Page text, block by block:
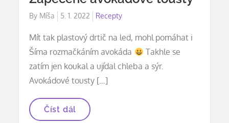
By Míša
Posted
5. 1. 2022 Recepty
Mít tak plastový drtič na led, mohl pomáhat i
Šíma rozmačkáním avokáda
Takhle se
zatím jen koukal a ujídal chleba a sýr.
Avokádové tousty […]
Zapečené
avokádové
Číst dál